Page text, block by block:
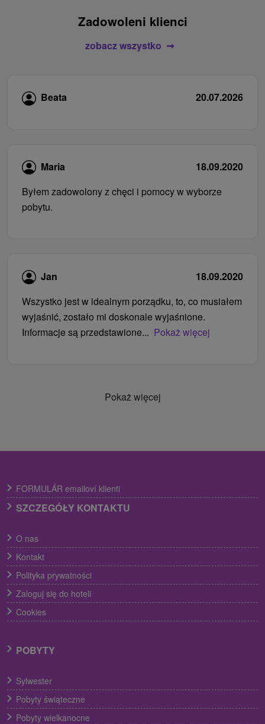
Zadowoleni klienci
zobacz wszystko
Beata 20.07.2026
Maria
18.09.2020
Byłem zadowolony z chęci i pomocy w wyborze
pobytu.
Jan
18.09.2020
Wszystko jest w idealnym porządku, to, co musiałem
wyjaśnić, zostało mi doskonale wyjaśnione.
Informacje są przedstawione... Pokaż więcej
Pokaż więcej
FORMULÁR emailoví klienti
SZCZEGÓŁY KONTAKTU
O nas
Kontakt
Polityka prywatności
Zaloguj się do hoteli
Cookies
POBYTY
Sylwester
Pobyty świąteczne
Pobyty wielkanocne